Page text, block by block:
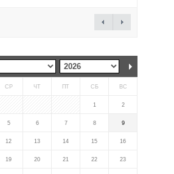
СР ЧТ ПТ СБ ВС
1 2
5 6 7 8 9
12 13 14 15 16
19 20 21 22 23